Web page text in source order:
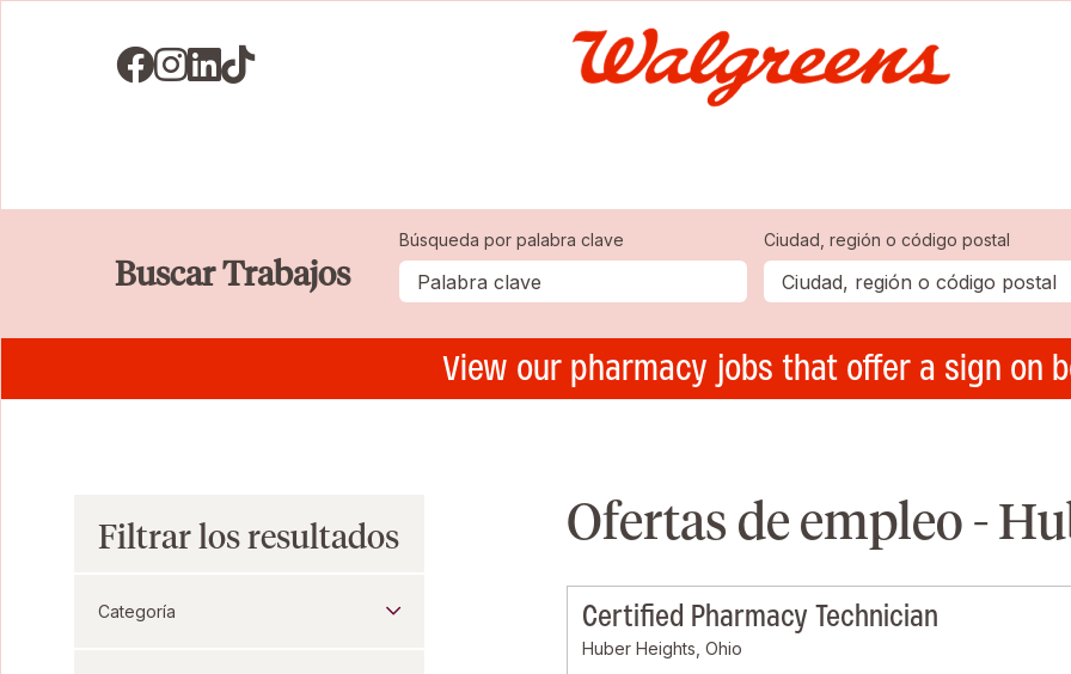
Visit us on Facebook
Visit us on Instagram
Visit us on LinkedIN
Visit us on TikTok
Buscar Trabajos
Búsqueda por palabra clave Ciudad, región o código postal
View our pharmacy jobs that offer a sign on
Ofertas de empleo -
Certified Pharmacy Technician
Huber Heights, Ohio
Filtrar los resultados
Categoría